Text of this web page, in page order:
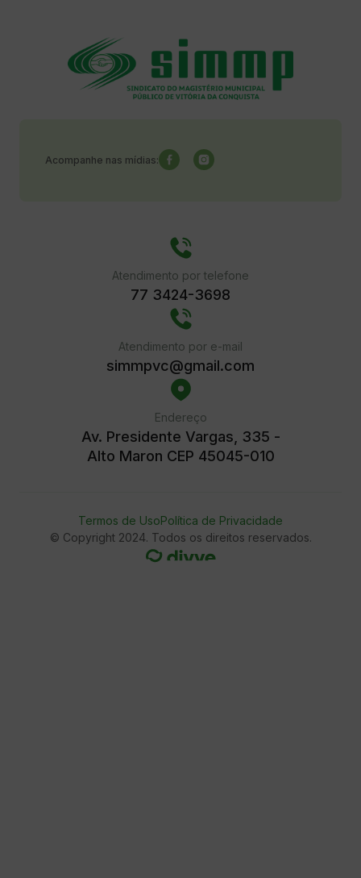
Acompanhe nas mídias:
Atendimento por telefone
77 3424-3698
Atendimento por e-mail
simmpvc@gmail.com
Endereço
Av. Presidente Vargas, 335 -
Alto Maron CEP 45045-010
Termos de UsoPolítica de Privacidade
© Copyright 2024. Todos os direitos reservados.